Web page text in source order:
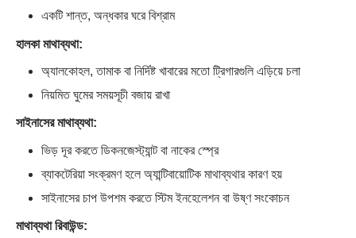
একটি শান্ত, অন্ধকার ঘরে বিশ্রাম
হালকা মাথাব্যথা:
অ্যালকোহল, তামাক বা নির্দিষ্ট খাবারের মতো ট্রিগারগুলি এড়িয়ে চলা
নিয়মিত ঘুমের সময়সূচী বজায় রাখা
সাইনাসের মাথাব্যথা:
ভিড় দূর করতে ডিকনজেস্ট্যান্ট বা নাকের স্প্রে
ব্যাকটেরিয়া সংক্রমণ হলে অ্যান্টিবায়োটিক মাথাব্যথার কারণ হয়
সাইনাসের চাপ উপশম করতে স্টিম ইনহেলেশন বা উষ্ণ সংকোচন
মাথাব্যথা রিবাউন্ড: